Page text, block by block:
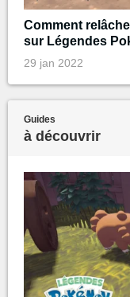
Comment
sur Légendes
29 jan 2022
Guides
à découvrir